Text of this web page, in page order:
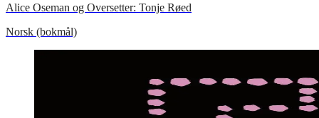
Alice Oseman og Oversetter: Tonje Røed
Norsk (bokmål)